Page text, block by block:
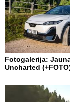
Fotogalerija:
Uncharted